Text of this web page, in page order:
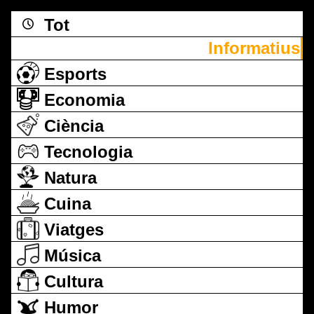
Tot
Informatius
Esports
Economia
Ciència
Tecnologia
Natura
Cuina
Viatges
Música
Cultura
Humor